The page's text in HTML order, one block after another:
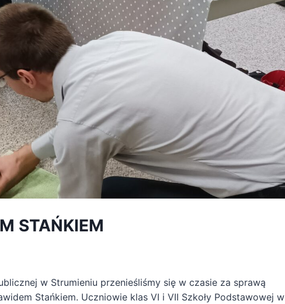
STAŃKIEM
w Strumieniu przenieśliśmy się w czasie za sprawą
Stańkiem. Uczniowie klas VI i VII Szkoły Podstawowej w